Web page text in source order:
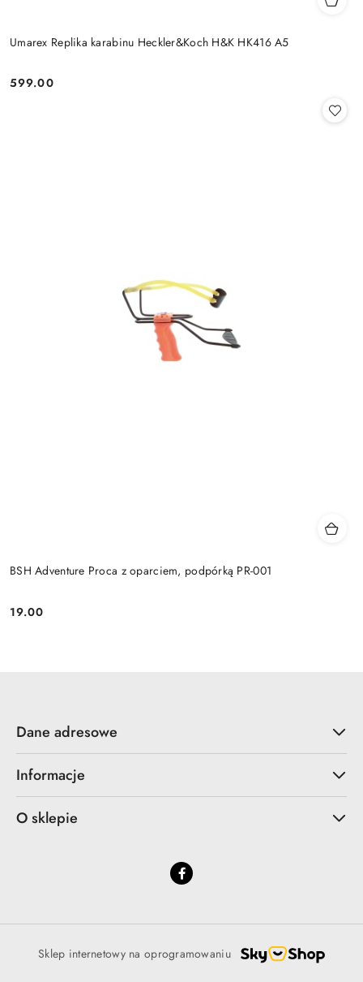
Umarex Replika karabinu Heckler&Koch H&K HK416 A5
Cena:
599.00
BSH Adventure Proca z oparciem, podpórką PR-001
Cena:
19.00
Dane adresowe
Informacje
O sklepie
Sklep internetowy na oprogramowaniu